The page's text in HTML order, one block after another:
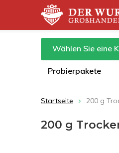
Wählen Sie eine
Probierpakete
Startseite 200 g
200 g